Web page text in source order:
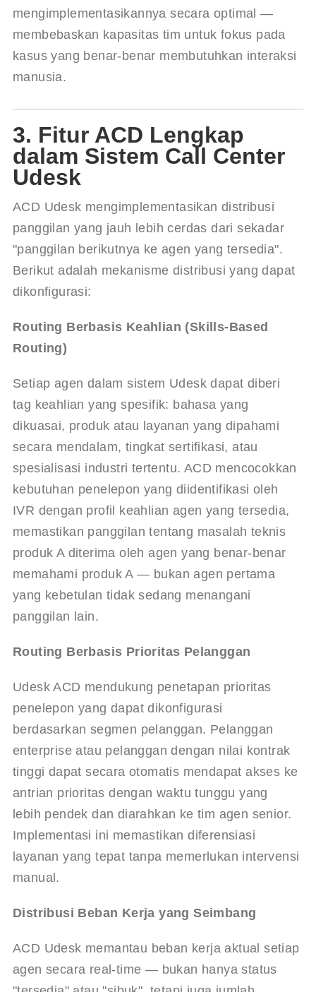
mengimplementasikannya secara optimal —
membebaskan kapasitas tim untuk fokus pada
kasus yang benar-benar membutuhkan interaksi
manusia.
3. Fitur ACD Lengkap
dalam Sistem Call Center
Udesk
ACD Udesk mengimplementasikan distribusi
panggilan yang jauh lebih cerdas dari sekadar
"panggilan berikutnya ke agen yang tersedia".
Berikut adalah mekanisme distribusi yang dapat
dikonfigurasi:
Routing Berbasis Keahlian (Skills-Based
Routing)
Setiap agen dalam sistem Udesk dapat diberi
tag keahlian yang spesifik: bahasa yang
dikuasai, produk atau layanan yang dipahami
secara mendalam, tingkat sertifikasi, atau
spesialisasi industri tertentu. ACD mencocokkan
kebutuhan penelepon yang diidentifikasi oleh
IVR dengan profil keahlian agen yang tersedia,
memastikan panggilan tentang masalah teknis
produk A diterima oleh agen yang benar-benar
memahami produk A — bukan agen pertama
yang kebetulan tidak sedang menangani
panggilan lain.
Routing Berbasis Prioritas Pelanggan
Udesk ACD mendukung penetapan prioritas
penelepon yang dapat dikonfigurasi
berdasarkan segmen pelanggan. Pelanggan
enterprise atau pelanggan dengan nilai kontrak
tinggi dapat secara otomatis mendapat akses ke
antrian prioritas dengan waktu tunggu yang
lebih pendek dan diarahkan ke tim agen senior.
Implementasi ini memastikan diferensiasi
layanan yang tepat tanpa memerlukan intervensi
manual.
Distribusi Beban Kerja yang Seimbang
ACD Udesk memantau beban kerja aktual setiap
agen secara real-time — bukan hanya status